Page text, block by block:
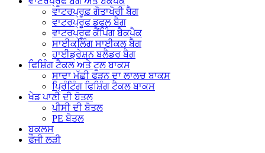
ਵਾਟਰਪ੍ਰੂਫ਼ ਗੋਤਾਖੋਰੀ ਬੈਗ
ਵਾਟਰਪ੍ਰੂਫ ਡਫਲ ਬੈਗ
ਵਾਟਰਪ੍ਰੂਫ ਕੈਂਪਿੰਗ ਬੈਕਪੈਕ
ਸਾਈਕਲਿੰਗ ਸਾਈਕਲ ਬੈਗ
ਹਾਈਡ੍ਰੇਸ਼ਨ ਬਲੈਡਰ ਬੈਗ
ਫਿਸ਼ਿੰਗ ਟੈਕਲ ਅਤੇ ਟੂਲ ਬਾਕਸ
ਸਾਦਾ ਮੱਛੀ ਫੜਨ ਦਾ ਲਾਲਚ ਬਾਕਸ
ਪ੍ਰਿੰਟਿੰਗ ਫਿਸ਼ਿੰਗ ਟੈਕਲ ਬਾਕਸ
ਖੇਡ ਪਾਣੀ ਦੀ ਬੋਤਲ
ਪੀਸੀ ਦੀ ਬੋਤਲ
PE ਬੋਤਲ
ਬਕਲਸ
ਫੌਜੀ ਲੜੀ